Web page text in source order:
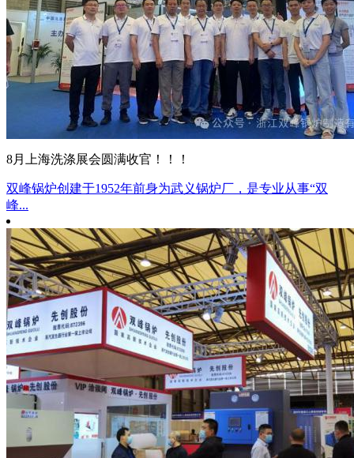
8月上海洗涤展会圆满收官！！！
双峰锅炉创建于1952年前身为武义锅炉厂，是专业从事“双
峰...